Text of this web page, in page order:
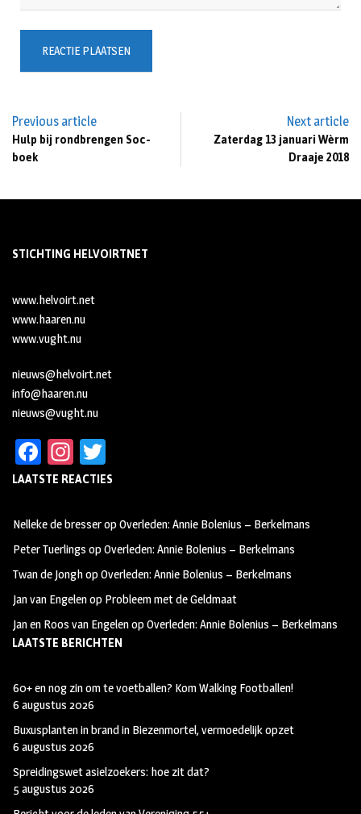
Previous article
Hulp bij rondbrengen Soc-
boek
Next article
Zaterdag 13 januari Wèrm
Draaje 2018
STICHTING HELVOIRTNET
www.helvoirt.net
www.haaren.nu
www.vught.nu
nieuws@helvoirt.net
info@haaren.nu
nieuws@vught.nu
Fa
ce
oo
k
In
st
ra
m
wi
er
LAATSTE REACTIES
Nelleke de bresseropOverleden: Annie Bolenius – Berkelmans
Peter Tuerlings opOverleden: Annie Bolenius – Berkelmans
Twan de JonghopOverleden: Annie Bolenius – Berkelmans
Jan van Engelenop Probleem met de Geldmaat
Jan en Roos van EngelenopOverleden: Annie Bolenius – Berkelmans
LAATSTE BERICHTEN
60+ en nog zin om te voetballen? Kom Walking Footballen!
6 augustus 2026
Buxusplanten in brand in Biezenmortel, vermoedelijk opzet
6 augustus 2026
Spreidingswet asielzoekers: hoe zit dat?
5 augustus 2026